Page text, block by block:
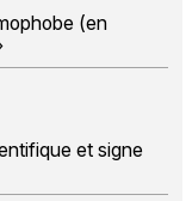
(en
et signe